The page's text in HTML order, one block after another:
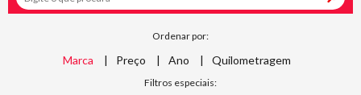
Ordenar por:
Marca Preço Ano Quilometragem
Filtros especiais: